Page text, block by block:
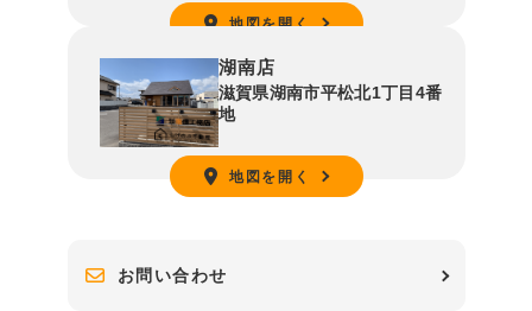
地図を開く
湖南店
滋賀県湖南市平松北1丁目4番
地
地図を開く
お問い合わせ